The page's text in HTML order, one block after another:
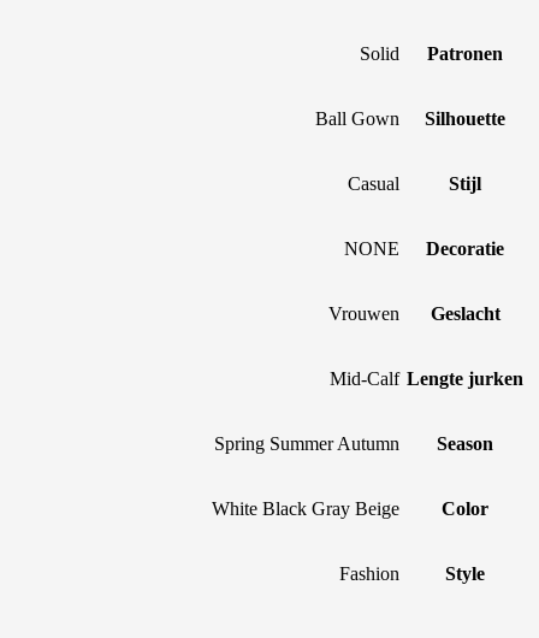
Patronen
Solid
Silhouette
Ball Gown
Stijl
Casual
Decoratie
NONE
Geslacht
Vrouwen
Lengte jurken
Mid-Calf
Season
Spring Summer Autumn
Color
White Black Gray Beige
Style
Fashion